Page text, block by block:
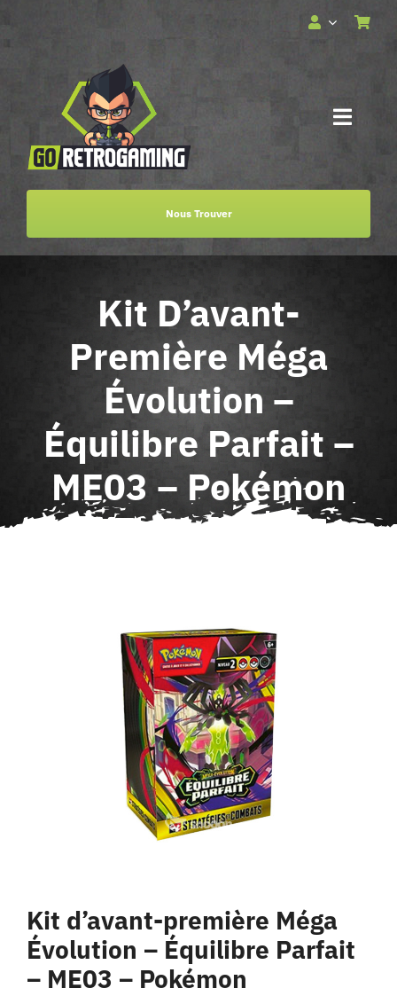
au
Toggle
Services
Billetterie
Agenda
Contact
Nous Trouver
Kit D’avant-
Première Méga
Évolution –
Équilibre Parfait –
ME03 – Pokémon
Kit d’avant-première Méga
Évolution – Équilibre Parfait
– ME03 – Pokémon